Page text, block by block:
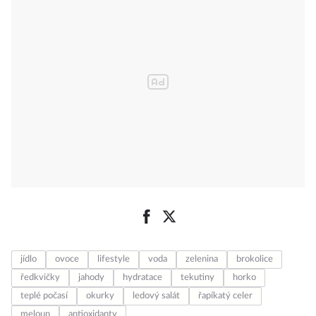
jídlo ovoce lifestyle voda zelenina
brokolice
ředkvičky
jahody hydratace tekutiny
horko
teplé počasí
okurky ledový salát
řapíkatý celer